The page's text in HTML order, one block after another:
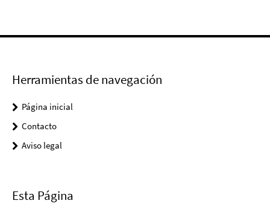
Herramientas de navegación
Página inicial
Contacto
Aviso legal
Esta Página